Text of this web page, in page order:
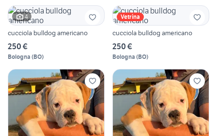
4
cucciola bulldog americano
250 €
Bologna (BO)
Vetrina
cucciola bulldog americano
250 €
Bologna (BO)